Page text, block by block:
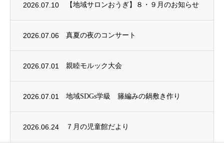
2026.07.10 【地域サロンおうぎ】８・９月のお知らせ
2026.07.06 真夏の夜のコンサート
2026.07.01 親睦モルック大会
2026.07.01 地域SDGs学級 籐編みの鍋敷き作り
2026.06.24 ７月の児童館だより